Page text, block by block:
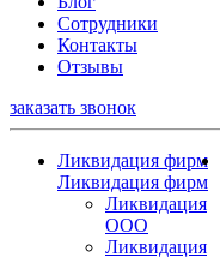
Сотрудники
Контакты
Отзывы
заказать звонок
Ликвидация фирм
Ликвидация фирм
Ликвидация
ООО
Ликвидация